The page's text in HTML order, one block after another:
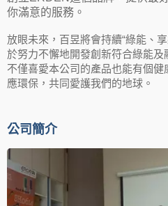
你滿意的服務。
放眼未來，百昱將會持續“綠能、
於努力不懈地開發創新符合綠能
不僅喜愛本公司的產品也能有個
應環保，共同愛護我們的地球。
公司簡介